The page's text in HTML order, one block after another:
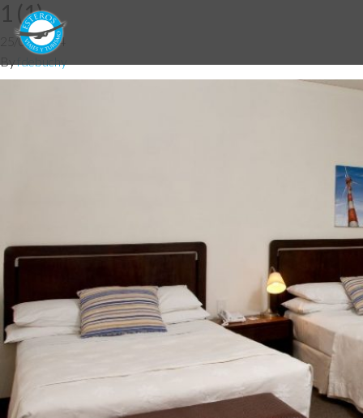
1 (1)
25/06/2014
Byfdebuchy